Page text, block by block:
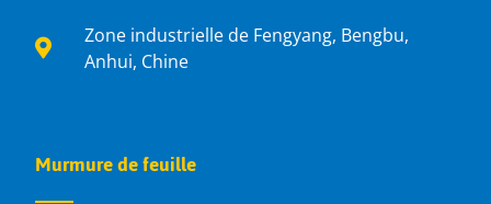
Zone industrielle de Fengyang, Bengbu,
Anhui, Chine
Murmure de feuille